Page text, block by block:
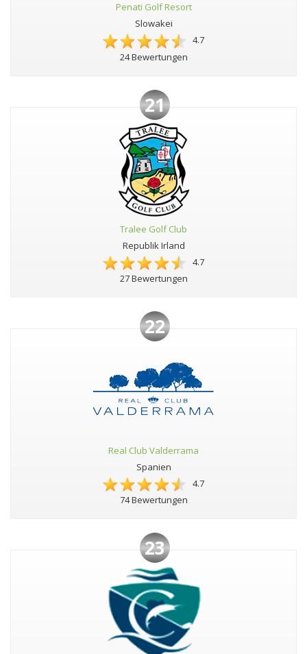
Penati Golf Resort
Slowakei
4.7
24 Bewertungen
21
Tralee Golf Club
Republik Irland
4.7
27 Bewertungen
22
Real Club Valderrama
Spanien
4.7
74 Bewertungen
23